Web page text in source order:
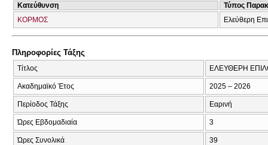
Κατεύθυνση
Τύπος
ΚΟΡΜΟΣ
Ελεύθερη
Πληροφορίες Τάξης
Τίτλος ΕΛΕΥΘΕΡΗ
Ακαδημαϊκό Έτος 2025 – 2026
Περίοδος Τάξης Εαρινή
Ώρες Εβδομαδιαία 3
Ώρες Συνολικά 39